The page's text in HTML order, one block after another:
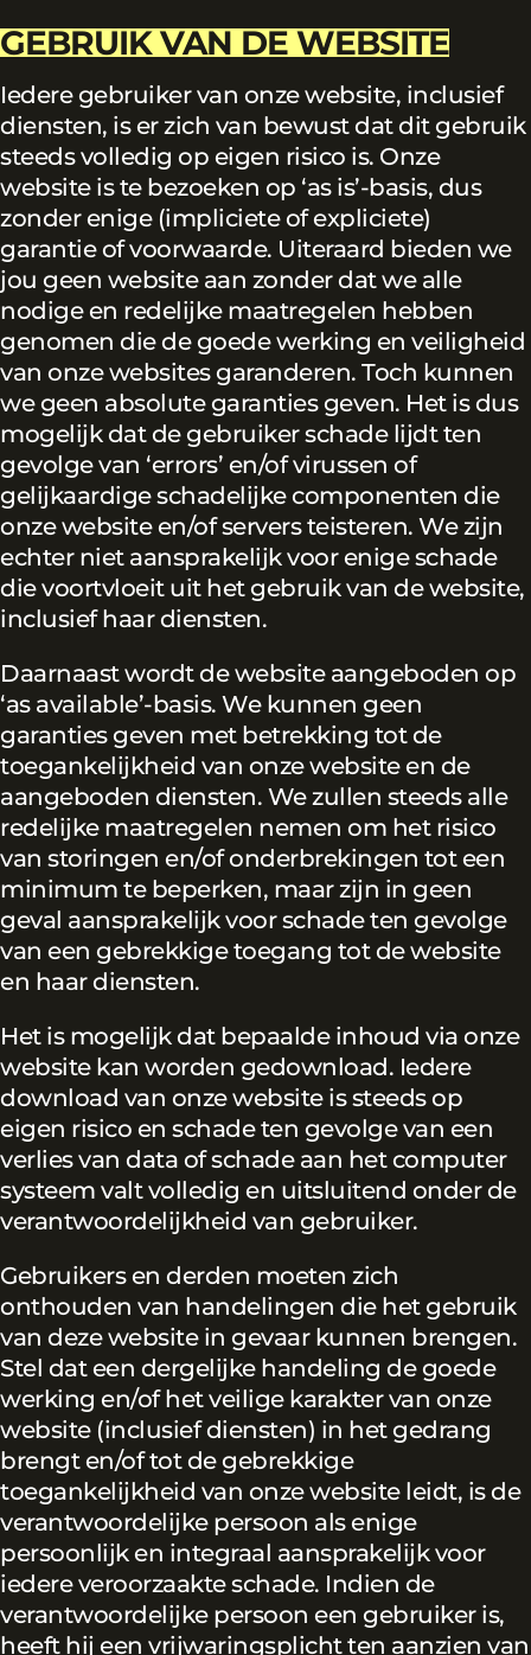
GEBRUIK VAN DE WEBSITE
Iedere gebruiker van onze website, inclusief
diensten, is er zich van bewust dat dit gebruik
steeds volledig op eigen risico is. Onze
website is te bezoeken op ‘as is’-basis, dus
zonder enige (impliciete of expliciete)
garantie of voorwaarde. Uiteraard bieden we
jou geen website aan zonder dat we alle
nodige en redelijke maatregelen hebben
genomen die de goede werking en veiligheid
van onze websites garanderen. Toch kunnen
we geen absolute garanties geven. Het is dus
mogelijk dat de gebruiker schade lijdt ten
gevolge van ‘errors’ en/of virussen of
gelijkaardige schadelijke componenten die
onze website en/of servers teisteren. We zijn
echter niet aansprakelijk voor enige schade
die voortvloeit uit het gebruik van de website,
inclusief haar diensten.
Daarnaast wordt de website aangeboden op
‘as available’-basis. We kunnen geen
garanties geven met betrekking tot de
toegankelijkheid van onze website en de
aangeboden diensten. We zullen steeds alle
redelijke maatregelen nemen om het risico
van storingen en/of onderbrekingen tot een
minimum te beperken, maar zijn in geen
geval aansprakelijk voor schade ten gevolge
van een gebrekkige toegang tot de website
en haar diensten.
Het is mogelijk dat bepaalde inhoud via onze
website kan worden gedownload. Iedere
download van onze website is steeds op
eigen risico en schade ten gevolge van een
verlies van data of schade aan het computer
systeem valt volledig en uitsluitend onder de
verantwoordelijkheid van gebruiker.
Gebruikers en derden moeten zich
onthouden van handelingen die het gebruik
van deze website in gevaar kunnen brengen.
Stel dat een dergelijke handeling de goede
werking en/of het veilige karakter van onze
website (inclusief diensten) in het gedrang
brengt en/of tot de gebrekkige
toegankelijkheid van onze website leidt, is de
verantwoordelijke persoon als enige
persoonlijk en integraal aansprakelijk voor
iedere veroorzaakte schade. Indien de
verantwoordelijke persoon een gebruiker is,
heeft hij een vrijwaringsplicht ten aanzien van